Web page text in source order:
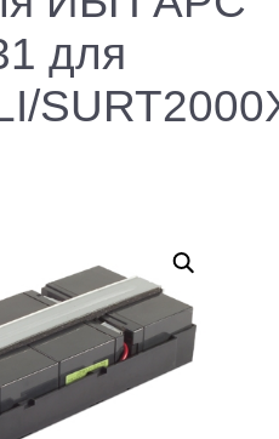
для